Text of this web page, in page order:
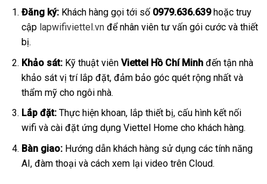
Đăng ký:Khách hàng gọi tới số 0979.636.639hoặc truy
cập lapwifiviettel.vnđể nhân viên tư vấn gói cước và thiết
bị.
Khảo sát:Kỹ thuật viên Viettel Hồ Chí Minhđến tận nhà
khảo sát vị trí lắp đặt, đảm bảo góc quét rộng nhất và
thẩm mỹ cho ngôi nhà.
Lắp đặt:Thực hiện khoan, lắp thiết bị, cấu hình kết nối
wifi và cài đặt ứng dụng Viettel Home cho khách hàng.
Bàn giao:Hướng dẫn khách hàng sử dụng các tính năng
AI, đàm thoại và cách xem lại video trên Cloud.